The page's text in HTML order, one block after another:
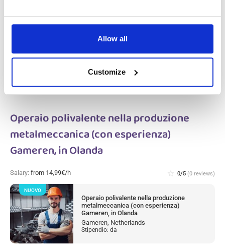
Allow all
Customize
Operaio/a di produzione e addetto/a alle
Olanda
Stipendio: da
Operaio polivalente nella produzione
metalmeccanica (con esperienza)
Gameren, in Olanda
Salary: from 14,99€/h star_border 0/5 (0 reviews)
Operaio polivalente nella produzione
metalmeccanica (con esperienza)
Gameren, in Olanda
Gameren, Netherlands
Stipendio: da
NUOVO